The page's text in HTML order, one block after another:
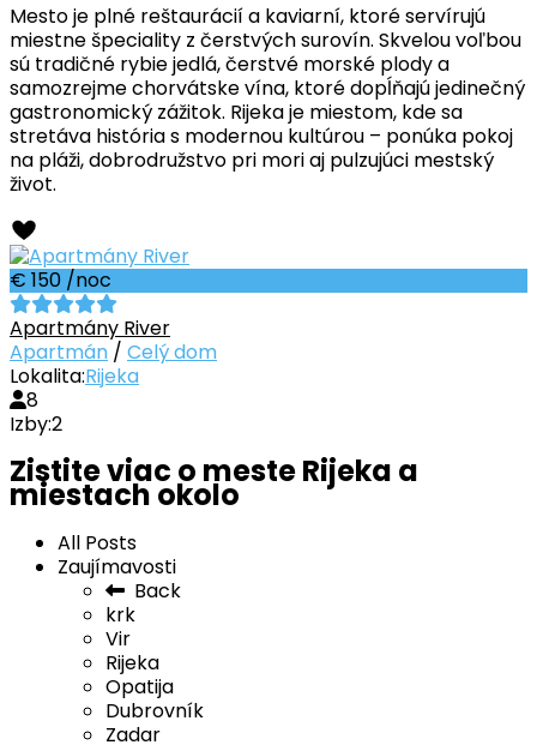
Mesto je plné reštaurácií a kaviarní, ktoré servírujú
miestne špeciality z čerstvých surovín. Skvelou voľbou
sú tradičné rybie jedlá, čerstvé morské plody a
samozrejme chorvátske vína, ktoré dopĺňajú jedinečný
gastronomický zážitok. Rijeka je miestom, kde sa
stretáva história s modernou kultúrou – ponúka pokoj
na pláži, dobrodružstvo pri mori aj pulzujúci mestský
život.
€ 150 /noc
Apartmány River
Apartmán / Celý dom
Lokalita:Rijeka
8
Izby:2
Zistite viac o meste Rijeka a
miestach okolo
All Posts
Zaujímavosti
Back
krk
Vir
Rijeka
Opatija
Dubrovník
Zadar